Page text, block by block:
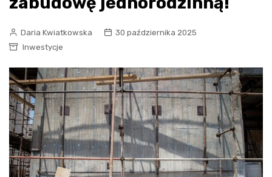
Daria Kwiatkowska
30 października 2025
Inwestycje